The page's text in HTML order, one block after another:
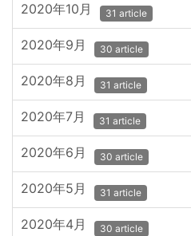
2020年10月 31 article
2020年9月 30 article
2020年8月 31 article
2020年7月 31 article
2020年6月 30 article
2020年5月 31 article
2020年4月 30 article